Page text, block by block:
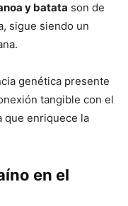
y batata son de
sigue siendo un
genética presente
tangible con el
que enriquece la
en el